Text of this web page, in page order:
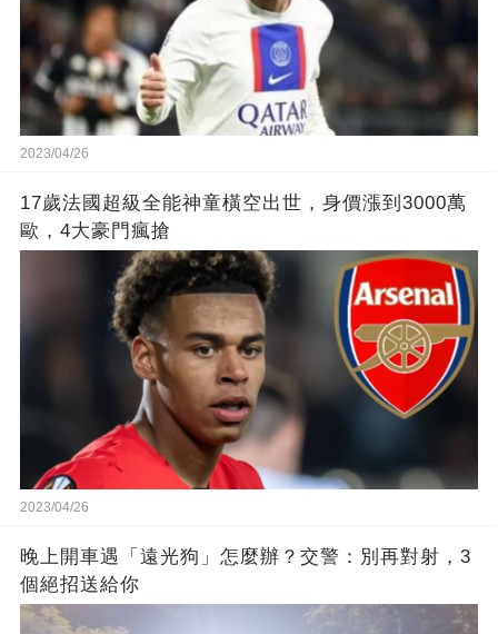
2023/04/26
17歲法國超級全能神童橫空出世，身價漲到3000萬
歐，4大豪門瘋搶
2023/04/26
晚上開車遇「遠光狗」怎麼辦？交警：別再對射，3
個絕招送給你